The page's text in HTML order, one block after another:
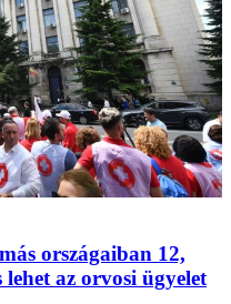
országaiban 12,
az orvosi ügyelet